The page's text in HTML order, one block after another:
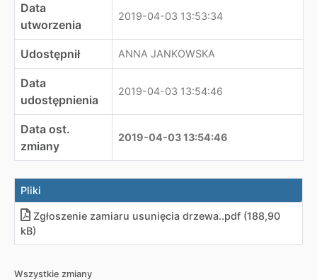
Data
utworzenia
2019-04-03 13:53:34
Udostępnił ANNA JANKOWSKA
Data
udostępnienia
2019-04-03 13:54:46
Data ost.
zmiany
2019-04-03 13:54:46
Pliki
Zgłoszenie zamiaru usunięcia drzewa..pdf (188,90
kB)
Wszystkie zmiany